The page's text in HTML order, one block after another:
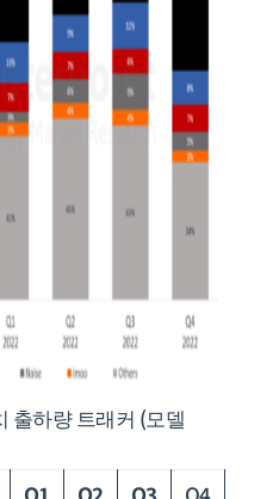
출하량 트래커 (모델